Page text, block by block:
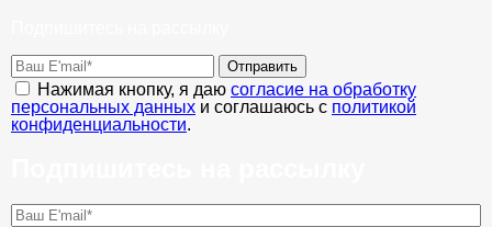
Отправить
Нажимая кнопку, я даю согласие на обработку
персональных данных и соглашаюсь с политикой
конфиденциальности.